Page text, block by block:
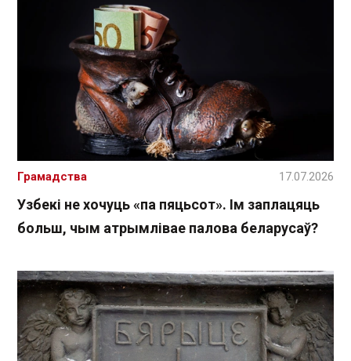
Узбекі не хочуць «па пяцьсот». Ім заплацяць
больш, чым атрымлівае палова беларусаў?
Грамадства 17.07.2026